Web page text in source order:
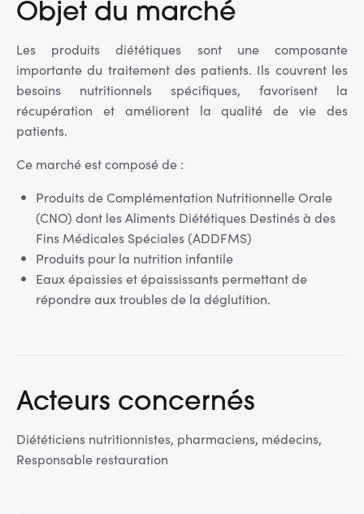
Objet du marché
Les produits diététiques sont une composante
importante du traitement des patients. Ils couvrent les
besoins nutritionnels spécifiques, favorisent la
récupération et améliorent la qualité de vie des
patients.
Ce marché est composé de :
Produits de Complémentation Nutritionnelle Orale
(CNO) dont les Aliments Diététiques Destinés à des
Fins Médicales Spéciales (ADDFMS)
Produits pour la nutrition infantile
Eaux épaissies et épaississants permettant de
répondre aux troubles de la déglutition.
Acteurs concernés
Diététiciens nutritionnistes, pharmaciens, médecins,
Responsable restauration